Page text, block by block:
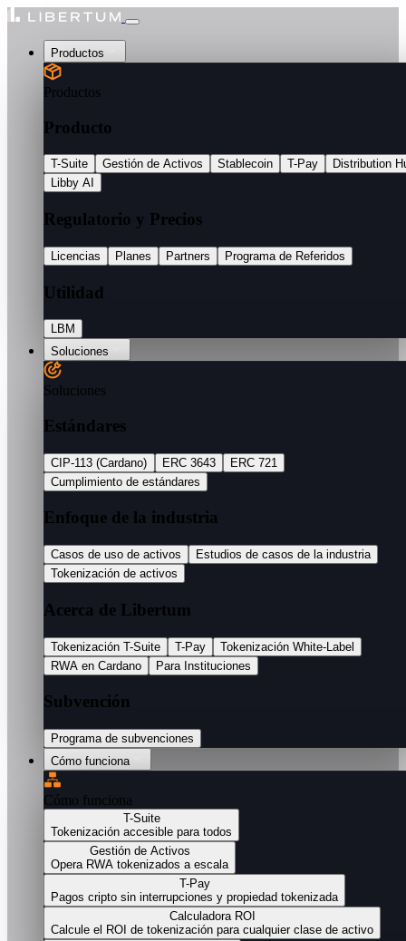
Productos
Productos
Producto
T-Suite Gestión de Activos Stablecoin T-Pay
Distribution
Libby AI
Regulatorio y Precios
Licencias Planes Partners Programa de Referidos
Utilidad
LBM
Soluciones
Soluciones
Estándares
CIP-113 (Cardano) ERC 3643
ERC 721
Cumplimiento de estándares
Enfoque de la industria
Casos de uso de activos
Estudios de casos de la industria
Tokenización de activos
Acerca de Libertum
Tokenización T-Suite T-Pay
Tokenización White-Label
RWA en Cardano
Para Instituciones
Subvención
Programa de subvenciones
Cómo funciona
Cómo funciona
T-Suite
Tokenización accesible para todos
Gestión de Activos
Opera RWA tokenizados a escala
T-Pay
Pagos cripto sin interrupciones y propiedad tokenizada
Calculadora ROI
Calcule el ROI de tokenización para cualquier clase de activo